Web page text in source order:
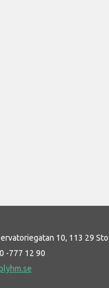
10, 113 29
-777 12 90